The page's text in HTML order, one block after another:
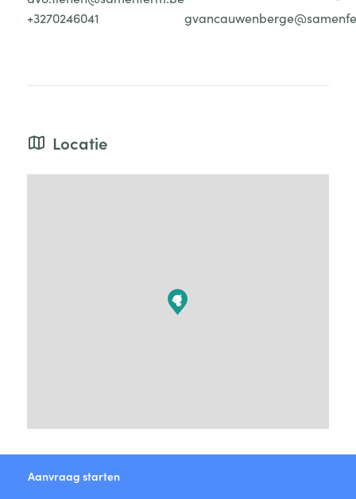
+3270246041
Locatie
Aanvraag starten